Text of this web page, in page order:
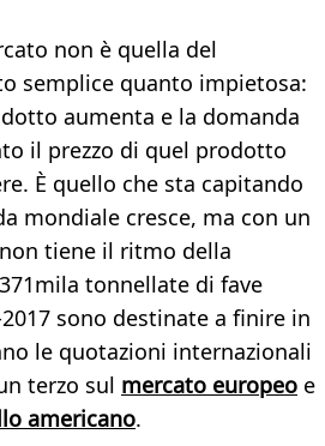
non è quella del
semplice quanto impietosa:
aumenta e la domanda
il prezzo di quel prodotto
È quello che sta capitando
mondiale cresce, ma con un
tiene il ritmo della
tonnellate di fave
sono destinate a finire in
le quotazioni internazionali
terzo sul mercato europeo e
americano.